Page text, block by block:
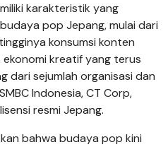
karakteristik yang
pop Jepang, mulai dari
konsumsi konten
kreatif yang terus
dari sejumlah organisasi dan
Indonesia, CT Corp,
resmi Jepang.
bahwa budaya pop kini